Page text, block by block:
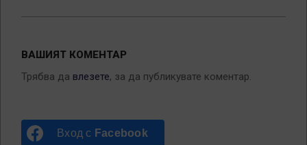
ВАШИЯТ КОМЕНТАР
Трябва да влезете, за да публикувате коментар.
Вход с Facebook